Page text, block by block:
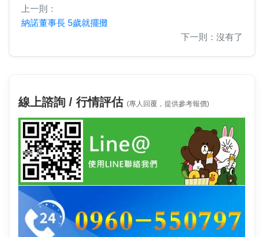
上一則：
納諾董事長 5歲就擺攤
下一則：沒有了
線上諮詢 / 行情評估 (專人回覆，提供參考報價)